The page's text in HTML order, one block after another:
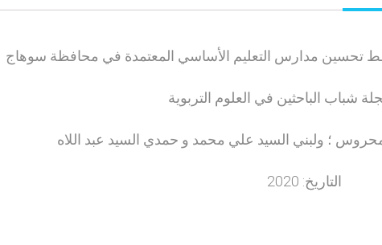
تحسين مدارس التعليم الأساسي المعتمدة في محافظة سوهاج
شباب الباحثين في العلوم التربوية
؛ ولبني السيد علي محمد و حمدي السيد عبد اللاه
التاريخ: 2020